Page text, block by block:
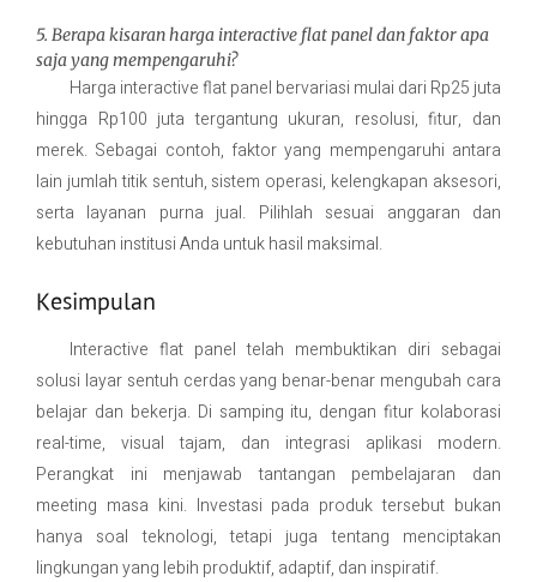
5. Berapa kisaran harga interactive flat panel dan faktor apa
saja yang mempengaruhi?
Harga interactive flat panel bervariasi mulai dari Rp25 juta
hingga Rp100 juta tergantung ukuran, resolusi, fitur, dan
merek. Sebagai contoh, faktor yang mempengaruhi antara
lain jumlah titik sentuh, sistem operasi, kelengkapan aksesori,
serta layanan purna jual. Pilihlah sesuai anggaran dan
kebutuhan institusi Anda untuk hasil maksimal.
Kesimpulan
Interactive flat panel telah membuktikan diri sebagai
solusi layar sentuh cerdas yang benar-benar mengubah cara
belajar dan bekerja. Di samping itu, dengan fitur kolaborasi
real-time, visual tajam, dan integrasi aplikasi modern.
Perangkat ini menjawab tantangan pembelajaran dan
meeting masa kini. Investasi pada produk tersebut bukan
hanya soal teknologi, tetapi juga tentang menciptakan
lingkungan yang lebih produktif, adaptif, dan inspiratif.